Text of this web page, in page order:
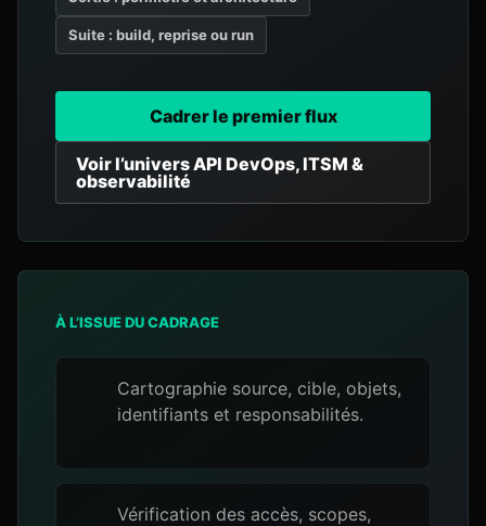
Suite : build, reprise ou run
Cadrer le premier flux
Voir l’univers API DevOps, ITSM &
observabilité
À L’ISSUE DU CADRAGE
Cartographie source, cible, objets,
identifiants et responsabilités.
Vérification des accès, scopes,